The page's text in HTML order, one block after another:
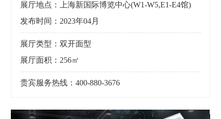
展厅地点：上海新国际博览中心(W1-W5,E1-E4馆)
发布时间：2023年04月
展厅类型：双开面型
展厅面积：256㎡
贵宾服务热线：400-880-3676